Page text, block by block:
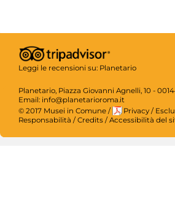
Leggi le recensioni su: Planetario
Planetario, Piazza Giovanni Agnelli, 10 -
Email: info@planetarioroma.it
© 2017 Musei in Comune / Privacy /
Responsabilità /Credits /Accessibilità del